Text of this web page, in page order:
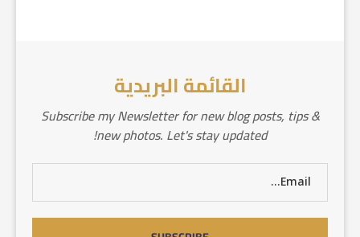
القائمة البريدية
Subscribe my Newsletter for new blog posts, tips &
new photos. Let's stay updated!